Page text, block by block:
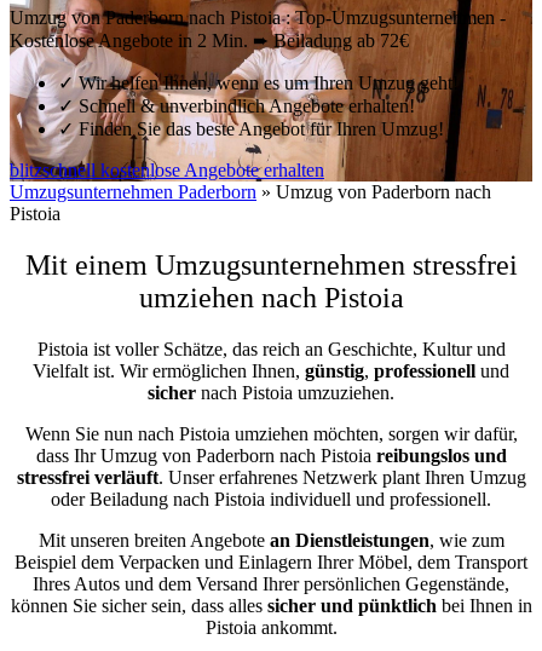
Umzug von Paderborn nach Pistoia : Top-Umzugsunternehmen -
Kostenlose Angebote in 2 Min. ➨ Beiladung ab 72€
✓Wir helfen Ihnen, wenn es um Ihren Umzug geht!
✓Schnell & unverbindlich Angebote erhalten!
✓Finden Sie das beste Angebot für Ihren Umzug!
blitzschnell kostenlose Angebote erhalten
Umzugsunternehmen Paderborn » Umzug von Paderborn nach
Pistoia
Mit einem Umzugsunternehmen stressfrei
umziehen nach Pistoia
Pistoia ist voller Schätze, das reich an Geschichte, Kultur und
Vielfalt ist. Wir ermöglichen Ihnen, günstig, professionell und
sicher nach Pistoia umzuziehen.
Wenn Sie nun nach Pistoia umziehen möchten, sorgen wir dafür,
dass Ihr Umzug von Paderborn nach Pistoia reibungslos und
stressfrei verläuft. Unser erfahrenes Netzwerk plant Ihren Umzug
oder Beiladung nach Pistoia individuell und professionell.
Mit unseren breiten Angebotean Dienstleistungen, wie zum
Beispiel dem Verpacken und Einlagern Ihrer Möbel, dem Transport
Ihres Autos und dem Versand Ihrer persönlichen Gegenstände,
können Sie sicher sein, dass alles sicher und pünktlich bei Ihnen in
Pistoia ankommt.